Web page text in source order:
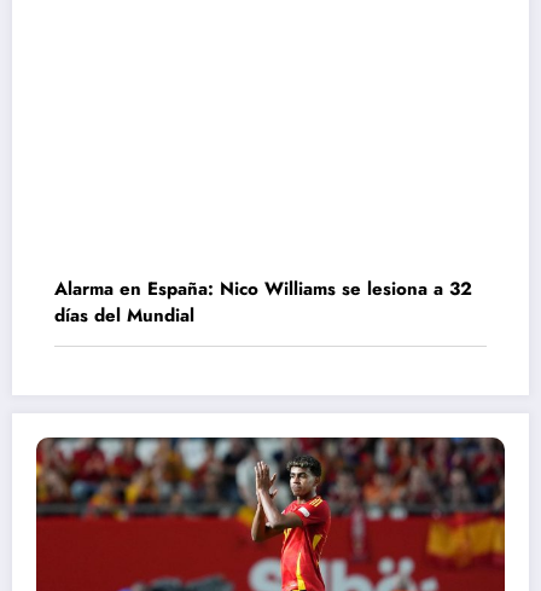
Alarma en España: Nico Williams se lesiona a 32
días del Mundial